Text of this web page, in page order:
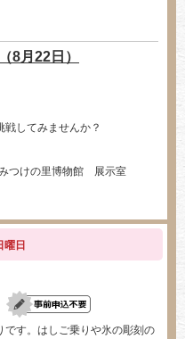
8月22日）
してみませんか？
つけの里博物館 展示室
曜日
です。はしご乗りや氷の彫刻の